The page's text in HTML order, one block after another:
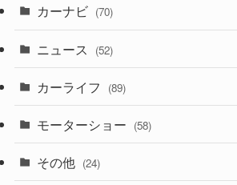
(50)
(43)
(6)
(9)
(58)
(28)
(27)
(26)
(1)
カーナビ (70)
ニュース (52)
カーライフ (89)
モーターショー (58)
その他 (24)